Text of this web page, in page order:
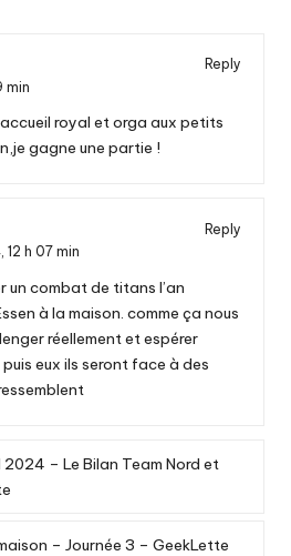
Reply
min
royal et orga aux petits
gagne une partie !
Reply
12 h 07 min
un combat de titans l’an
à la maison. comme ça nous
réellement et espérer
eux ils seront face à des
2024 – Le Bilan Team Nord et
– Journée 3 – GeekLette